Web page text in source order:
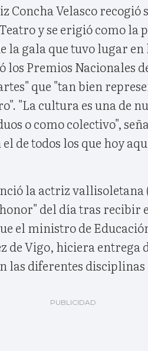
Concha Velasco recogió
y se erigió como la
la gala que tuvo lugar en
los Premios Nacionales
que "tan bien
"La cultura es una de
o como colectivo",
de todos los que hoy
la actriz vallisoletana
del día tras recibir
el ministro de
de Vigo, hiciera entrega
las diferentes